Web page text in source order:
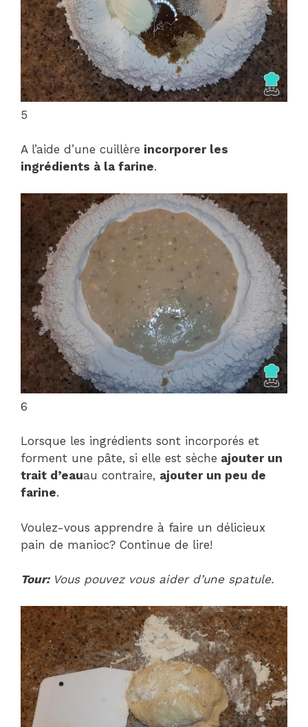
5
A l’aide d’une cuillère incorporer les
ingrédients à la farine.
6
Lorsque les ingrédients sont incorporés et
forment une pâte, si elle est sèche ajouter un
trait d’eauau contraire, ajouter un peu de
farine.
Voulez-vous apprendre à faire un délicieux
pain de manioc? Continue de lire!
Tour:Vous pouvez vous aider d’une spatule.